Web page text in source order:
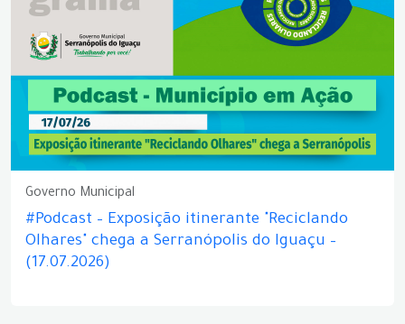
Governo Municipal
#Podcast – Exposição itinerante "Reciclando
Olhares" chega a Serranópolis do Iguaçu –
(17.07.2026)